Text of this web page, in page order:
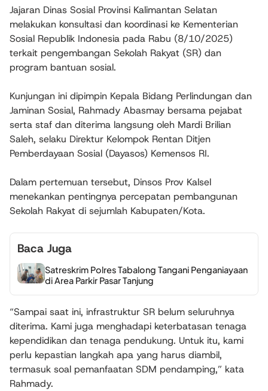
Jajaran Dinas Sosial Provinsi Kalimantan Selatan
melakukan konsultasi dan koordinasi ke Kementerian
Sosial Republik Indonesia pada Rabu (8/10/2025)
terkait pengembangan Sekolah Rakyat (SR) dan
program bantuan sosial.
Kunjungan ini dipimpin Kepala Bidang Perlindungan dan
Jaminan Sosial, Rahmady Abasmay bersama pejabat
serta staf dan diterima langsung oleh Mardi Brilian
Saleh, selaku Direktur Kelompok Rentan Ditjen
Pemberdayaan Sosial (Dayasos) Kemensos RI.
Dalam pertemuan tersebut, Dinsos Prov Kalsel
menekankan pentingnya percepatan pembangunan
Sekolah Rakyat di sejumlah Kabupaten/Kota.
Baca Juga
Satreskrim Polres Tabalong Tangani Penganiayaan
di Area Parkir Pasar Tanjung
“Sampai saat ini, infrastruktur SR belum seluruhnya
diterima. Kami juga menghadapi keterbatasan tenaga
kependidikan dan tenaga pendukung. Untuk itu, kami
perlu kepastian langkah apa yang harus diambil,
termasuk soal pemanfaatan SDM pendamping,” kata
Rahmady.